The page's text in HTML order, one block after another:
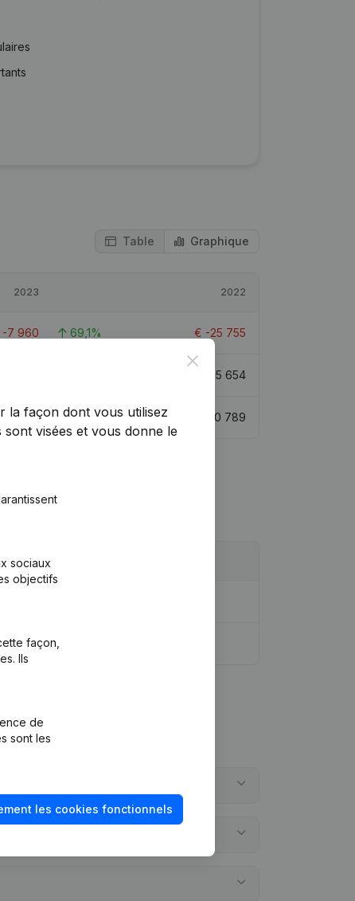
Table Graphique
2023 2022
-7 960 69,1% € -25 755
15 654
31 563 192,53% 10 789
Close
la façon dont vous utilisez
visées et vous donne le
sociaux
objectifs
façon,
Ils
de
sont les
les cookies fonctionnels